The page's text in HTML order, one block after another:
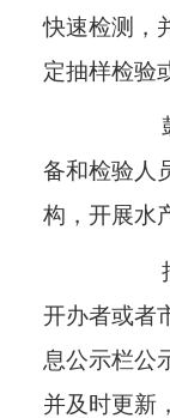
快速检测，
定抽样检验
备和检验人
构，开展水
开办者或者
息公示栏公
并及时更新